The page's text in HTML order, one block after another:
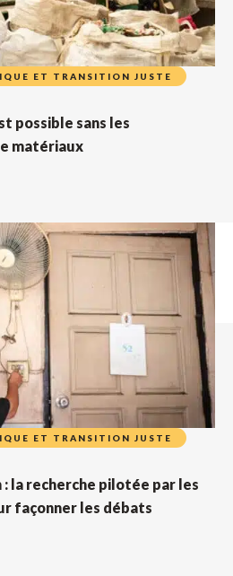
ET TRANSITION JUSTE
possible sans les
matériaux
ET TRANSITION JUSTE
: la recherche pilotée par les
façonner les débats